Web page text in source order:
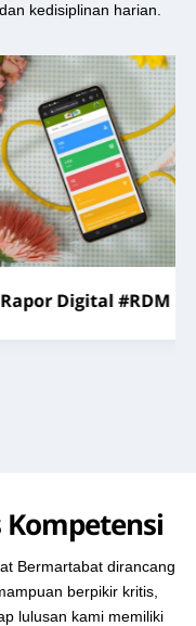
kedisiplinan harian.
Digital #RDM
Bermartabat dirancang
berpikir kritis,
lulusan kami memiliki